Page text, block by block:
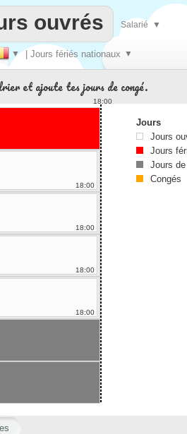
▼ | Jours fériés nationaux ▼
ouvrés Salarié ▼
et ajoute tes jours de congé.
18:00
18:00
18:00
18:00
18:00
Jours
Jours
Jours
Jours
Congés